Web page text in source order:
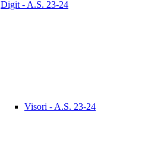
Digit - A.S. 23-24
Visori - A.S. 23-24